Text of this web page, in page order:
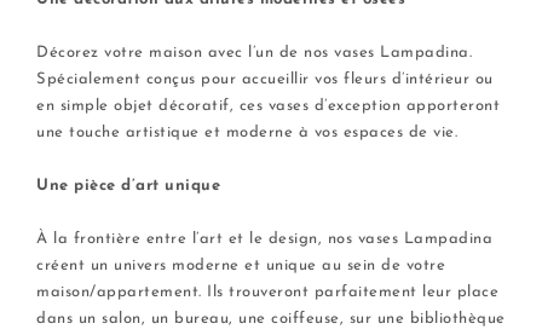
Décorez votre maison avec l’un de nos vases Lampadina.
Spécialement conçus pour accueillir vos fleurs d’intérieur ou
en simple objet décoratif, ces vases d’exception apporteront
une touche artistique et moderne à vos espaces de vie.
Une pièce d’art unique
À la frontière entre l’art et le design, nos vases Lampadina
créent un univers moderne et unique au sein de votre
maison/appartement. Ils trouveront parfaitement leur place
dans un salon, un bureau, une coiffeuse, sur une bibliothèque